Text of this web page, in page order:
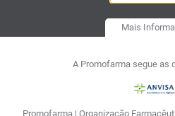
Mais
A Promofarma segue as
Promofarma | Organização